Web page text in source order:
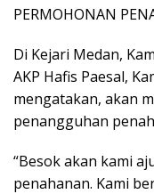
PERMOHONAN
Di Kejari Medan,
AKP Hafis Paesal,
mengatakan, akan
penangguhan
“Besok akan kami
penahanan. Kami